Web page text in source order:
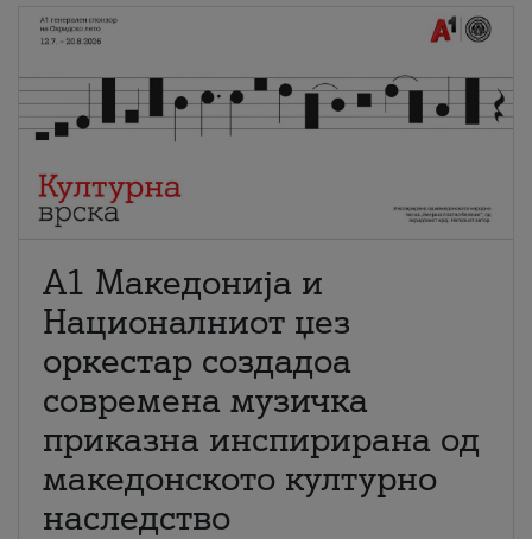
А1 Македонија и
Националниот џез
оркестар создадоа
современа музичка
приказна инспирирана од
македонското културно
наследство